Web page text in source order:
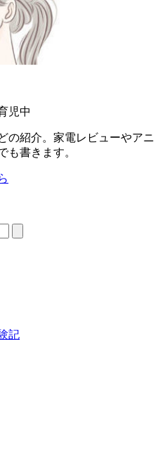
児中
の紹介。家電レビューやアニ
も書きます。
記